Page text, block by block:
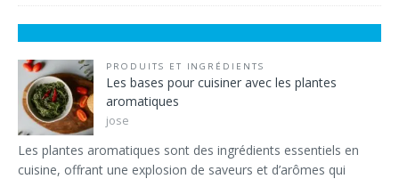
PRODUITS ET INGRÉDIENTS
Les bases pour cuisiner avec les plantes
aromatiques
jose
Les plantes aromatiques sont des ingrédients essentiels en
cuisine, offrant une explosion de saveurs et d’arômes qui